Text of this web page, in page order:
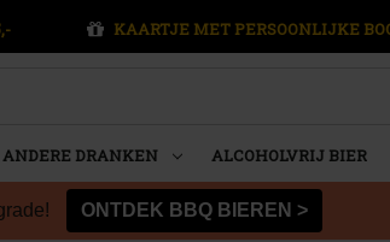
KAARTJE MET PERSOONLIJKE
ANDERE DRANKEN ALCOHOLVRIJ BIER
ONTDEK BBQ BIEREN >